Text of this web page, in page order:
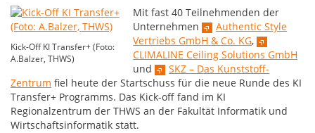
Kick-Off KI Transfer+ (Foto:
A.Balzer, THWS)
Mit fast 40 Teilnehmenden der
Unternehmen
Authentic Style
Vertriebs GmbH & Co. KG,
CLIMALINE Ceiling Solutions GmbH
und
SKZ – Das Kunststoff-
Zentrum fiel heute der Startschuss für die neue Runde des KI
Transfer+ Programms. Das Kick-off fand im KI
Regionalzentrum der THWS an der Fakultät Informatik und
Wirtschaftsinformatik statt.